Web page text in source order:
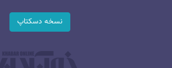
نسخه دسکتاپ